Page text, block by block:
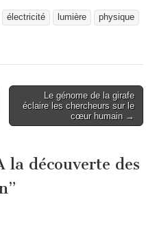
électricité lumière
physique
Le génome de la girafe
éclaire les chercheurs sur le
cœur humain →
la découverte des
”